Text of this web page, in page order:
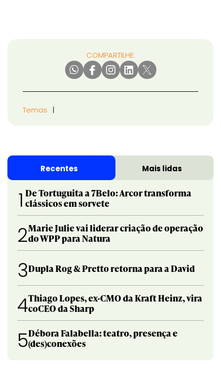
COMPARTILHE:
Temas
Recentes Mais lidas
1 De Tortuguita a 7Belo: Arcor transforma
clássicos em sorvete
2Marie Julie vai liderar criação de operação
do WPP para Natura
3Dupla Rog & Pretto retorna para a David
4Thiago Lopes, ex-CMO da Kraft Heinz, vira
coCEO da Sharp
5Débora Falabella: teatro, presença e
(des)conexões